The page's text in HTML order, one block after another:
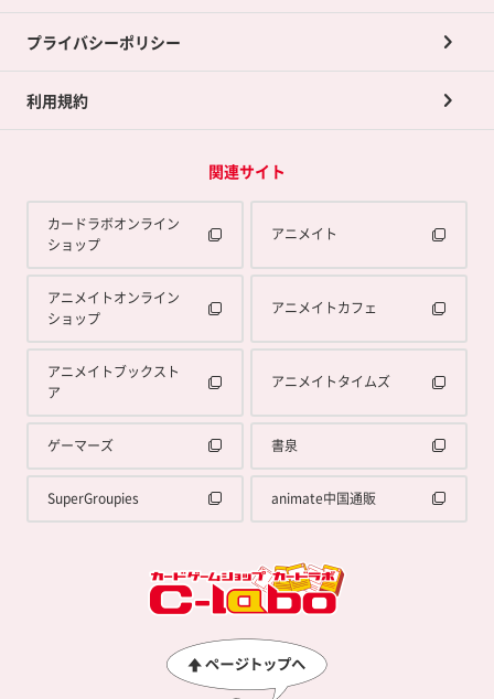
プライバシーポリシー
利用規約
関連サイト
カードラボオンライン
ショップ
アニメイト
アニメイトオンライン
ショップ
アニメイトカフェ
アニメイトブックスト
ア
アニメイトタイムズ
ゲーマーズ 書泉
SuperGroupies animate中国通販